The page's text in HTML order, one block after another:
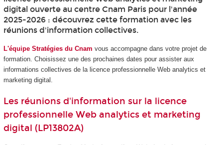
digital ouverte au centre Cnam Paris pour l'année
2025-2026 : découvrez cette formation avec les
réunions d'information collectives.
L'équipe Stratégies du Cnam vous accompagne dans votre projet de
formation. Choisissez une des prochaines dates pour assister aux
informations collectives de la licence professionnelle Web analytics et
marketing digital.
Les réunions d'information sur la licence
professionnelle Web analytics et marketing
digital (LP13802A)